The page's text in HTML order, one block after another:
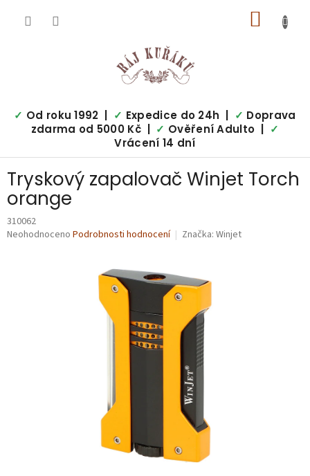
KOŠÍK
✓ Od roku 1992 | ✓ Expedice do 24h | ✓ Doprava
zdarma od 5000 Kč | ✓ Ověření Adulto |
✓
Vrácení 14 dní
Tryskový zapalovač Winjet Torch
orange
310062
Průměrné
Neohodnoceno Podrobnosti hodnocení Značka: Winjet